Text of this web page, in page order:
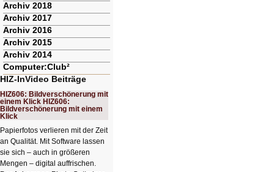
Archiv 2018
Archiv 2017
Archiv 2016
Archiv 2015
Archiv 2014
Computer:Club²
HIZ-InVideo Beiträge
HIZ606: Bildverschönerung mit
einem Klick HIZ606:
Bildverschönerung mit einem
Klick
Papierfotos verlieren mit der Zeit
an Qualität. Mit Software lassen
sie sich – auch in größeren
Mengen – digital auffrischen.